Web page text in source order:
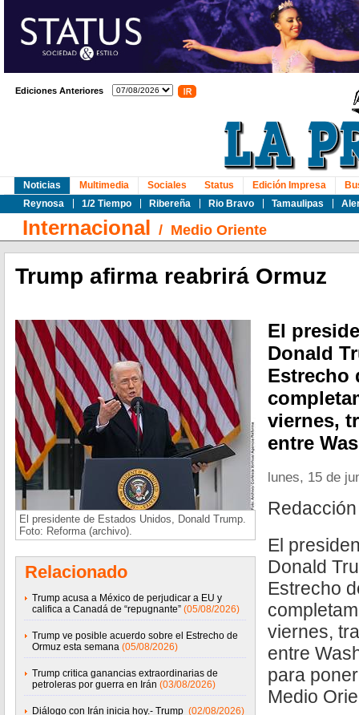
Ediciones Anteriores
Noticias
Reynosa
1/2 Tiempo Ribereña Rio Bravo Tamaulipas
Multimedia Sociales Status Edición Impresa
Internacional / Medio Oriente
Trump afirma reabrirá Ormuz
El presidente de Estados Unidos, Donald Trump.
Foto: Reforma (archivo).
Relacionado
Trump acusa a México de perjudicar a EU y
califica a Canadá de “repugnante” (05/08/2026)
Trump ve posible acuerdo sobre el Estrecho de
Ormuz esta semana (05/08/2026)
Trump critica ganancias extraordinarias de
petroleras por guerra en Irán (03/08/2026)
Diálogo con Irán inicia hoy.- Trump (02/08/2026)
El
Donald
Estrecho
viernes,
entre
lunes, 15 de
Redacción
El
Donald
Estrecho
viernes,
entre
para
Medio